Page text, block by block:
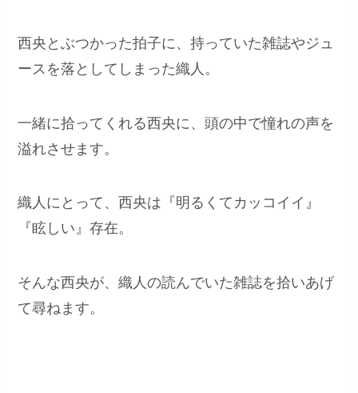
西央とぶつかった拍子に、持っていた雑誌やジュ
ースを落としてしまった織人。
一緒に拾ってくれる西央に、頭の中で憧れの声を
溢れさせます。
織人にとって、西央は『明るくてカッコイイ』
『眩しい』存在。
そんな西央が、織人の読んでいた雑誌を拾いあげ
て尋ねます。